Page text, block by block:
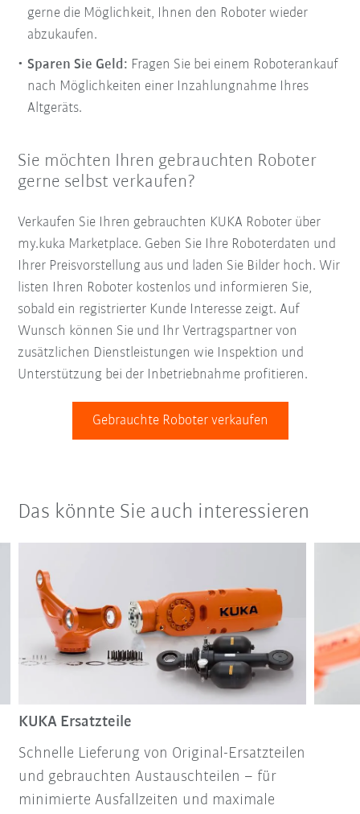
gerne die Möglichkeit, Ihnen den Roboter wieder
abzukaufen.
Sparen Sie Geld: Fragen Sie bei einem Roboterankauf
nach Möglichkeiten einer Inzahlungnahme Ihres
Altgeräts.
Sie möchten Ihren gebrauchten Roboter
gerne selbst verkaufen?
Verkaufen Sie Ihren gebrauchten KUKA Roboter über
my.kuka Marketplace. Geben Sie Ihre Roboterdaten und
Ihrer Preisvorstellung aus und laden Sie Bilder hoch. Wir
listen Ihren Roboter kostenlos und informieren Sie,
sobald ein registrierter Kunde Interesse zeigt. Auf
Wunsch können Sie und Ihr Vertragspartner von
zusätzlichen Dienstleistungen wie Inspektion und
Unterstützung bei der Inbetriebnahme profitieren.
Gebrauchte Roboter verkaufen
Das könnte Sie auch interessieren
KUKA Ersatzteile
Schnelle Lieferung von Original-Ersatzteilen
und gebrauchten Austauschteilen – für
minimierte Ausfallzeiten und maximale